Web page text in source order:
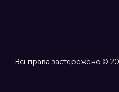
Всі права застережено ©